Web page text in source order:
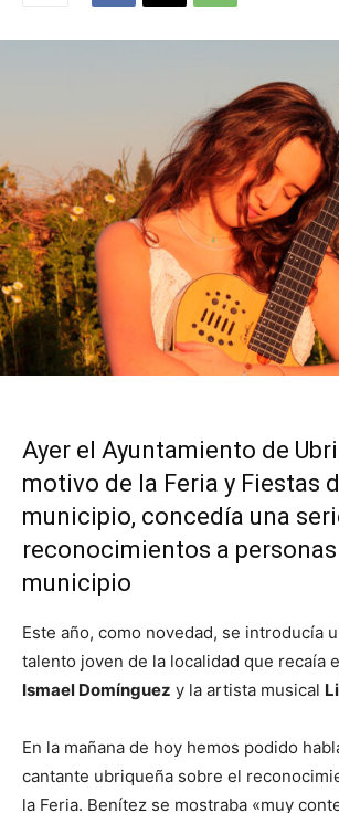
Ayer el Ayuntamiento de
motivo de la Feria y Fiestas
municipio, concedía una
reconocimientos a
municipio
Este año, como novedad, se introducía
talento joven de la localidad que recaía
Ismael Domínguez y la artista musical
En la mañana de hoy hemos podido
cantante ubriqueña sobre el
la Feria. Benítez se mostraba «muy